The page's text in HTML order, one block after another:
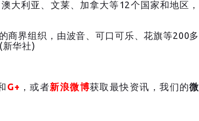
亚、文莱、加拿大等12个国家和地区，
组织，由波音、可口可乐、花旗等200多
新华社)
G+ ，或者新浪微博获取最快资讯，我们的微